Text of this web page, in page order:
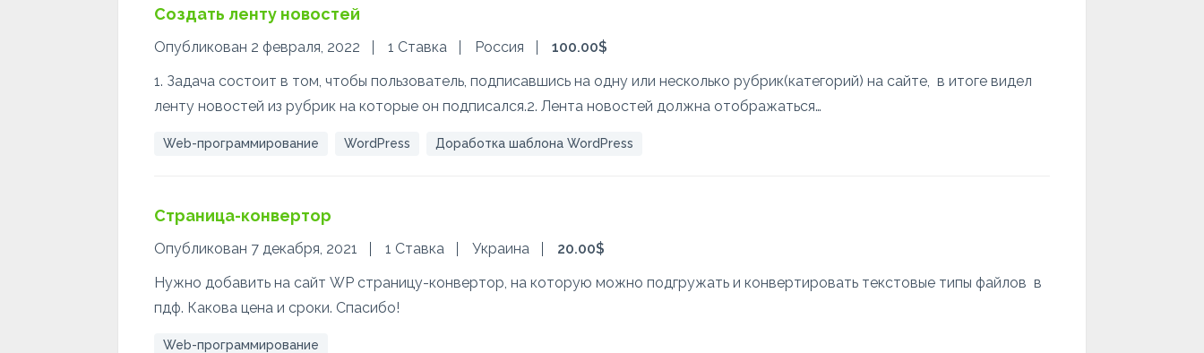
Создать ленту новостей
Опубликован 2 февраля, 2022 1 Ставка Россия
100.00$
1. Задача состоит в том, чтобы пользователь, подписавшись на одну или несколько рубрик(категорий) на сайте, в итоге видел
ленту новостей из рубрик на которые он подписался.2. Лента новостей должна отображаться…
Web-программирование WordPress Доработка шаблона WordPress
Страница-конвертор
Опубликован 7 декабря, 2021 1 Ставка Украина
20.00$
Нужно добавить на сайт WP страницу-конвертор, на которую можно подгружать и конвертировать текстовые типы файлов в
пдф. Какова цена и сроки. Спасибо!
Web-программирование